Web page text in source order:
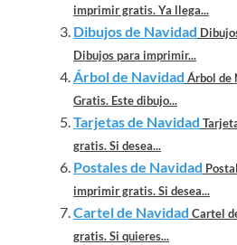
imprimir gratis. Ya llega...
Dibujos de Navidad
Dibujos para imprimir...
Árbol de Navidad Árbol de
Gratis. Este dibujo...
Tarjetas de Navidad
gratis. Si desea...
Postales de Navidad
imprimir gratis. Si desea...
Cartel de Navidad Cartel
gratis. Si quieres...